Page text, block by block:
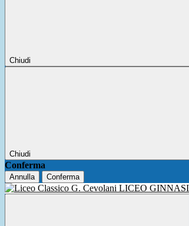
Chiudi
Chiudi
Conferma
Annulla Conferma
LICEO